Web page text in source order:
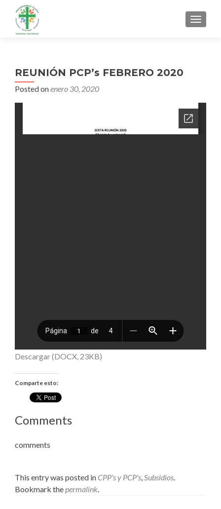
MENU
REUNIÓN PCP’s FEBRERO 2020
Posted onenero 30, 2020
Descargar (DOCX, 23KB)
Comparte esto:
Comments
comments
This entry was posted in CPP's y PCP's,Subsidios.
Bookmark thepermalink.